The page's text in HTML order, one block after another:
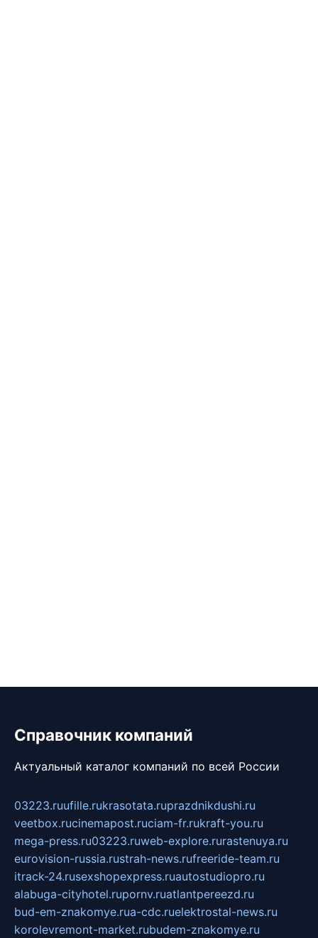
Справочник компаний
Актуальный каталог компаний по всей России
03223.ruufille.rukrasotata.ruprazdnikdushi.ru
veetbox.rucinemapost.ruciam-fr.rukraft-you.ru
mega-press.ru03223.ruweb-explore.rurastenuya.ru
eurovision-russia.rustrah-news.rufreeride-team.ru
itrack-24.rusexshopexpress.ruautostudiopro.ru
alabuga-cityhotel.rupornv.ruatlantpereezd.ru
bud-em-znakomye.rua-cdc.ruelektrostal-news.ru
korolevremont-market.rubudem-znakomye.ru